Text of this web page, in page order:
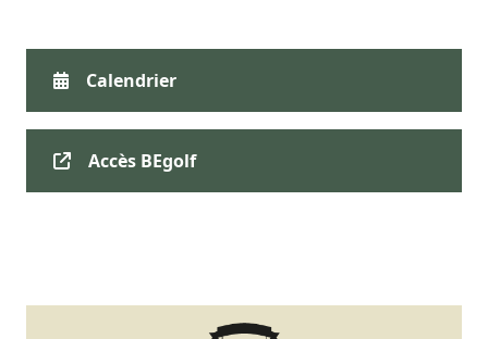
Calendrier
Accès BEgolf